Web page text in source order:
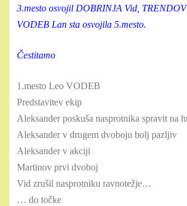
3.mesto osvojil DOBRINJA Vid,
VODEB Lan sta osvojila 5.mesto.
Čestitamo
1.mesto Leo VODEB
Predstavitev ekip
Aleksander poskuša nasprotnika spravit na
Aleksander v drugem dvoboju bolj pazljiv
Aleksander v akciji
Martinov prvi dvoboj
Vid zrušil nasprotniku ravnotežje…
… do točke